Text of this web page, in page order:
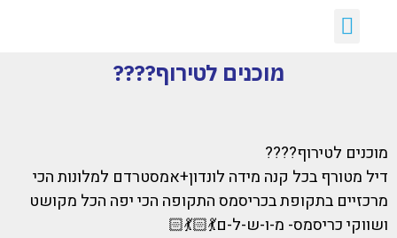
מוכנים לטירוף????
מוכנים לטירוף????
דיל מטורף בכל קנה מידה לונדון+אמסטרדם למלונות הכי
מרכזיים בתקופת בכריסמס התקופה הכי יפה הכל מקושט
ושווקי כריסמס- מ-ו-ש-ל-ם💃🏻💃🏻